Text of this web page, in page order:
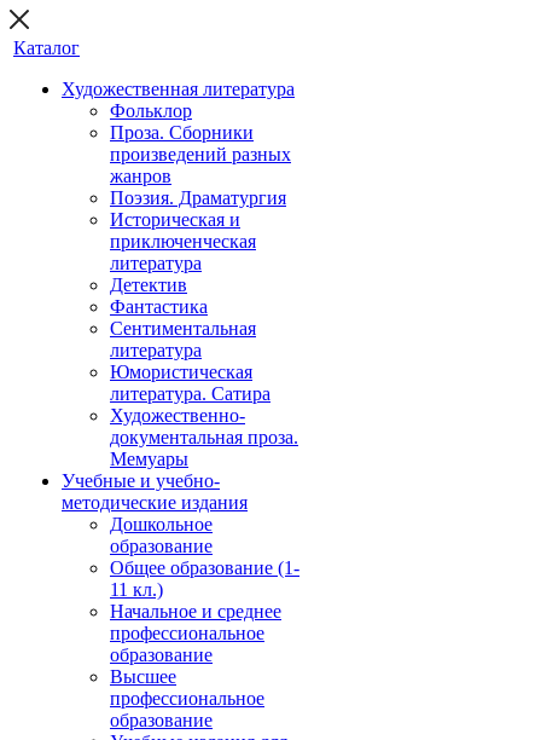
Каталог
Художественная литература
Фольклор
Проза. Сборники
произведений разных
жанров
Поэзия. Драматургия
Историческая и
приключенческая
литература
Детектив
Фантастика
Сентиментальная
литература
Юмористическая
литература. Сатира
Художественно-
документальная проза.
Мемуары
Учебные и учебно-
методические издания
Дошкольное
образование
Общее образование (1-
11 кл.)
Начальное и среднее
профессиональное
образование
Высшее
профессиональное
образование